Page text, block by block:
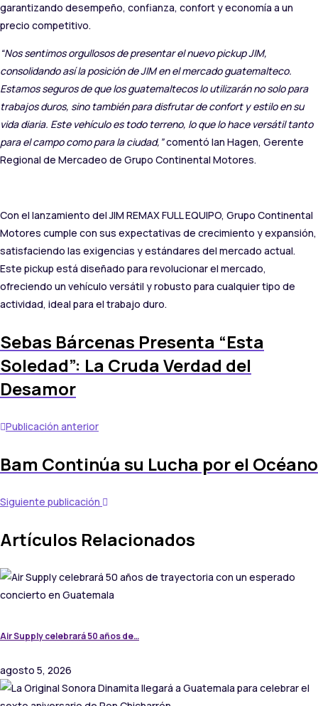
garantizando desempeño, confianza, confort y economía a un
precio competitivo.
“Nos sentimos orgullosos de presentar el nuevo pickup JIM,
consolidando así la posición de JIM en el mercado guatemalteco.
Estamos seguros de que los guatemaltecos lo utilizarán no solo para
trabajos duros, sino también para disfrutar de confort y estilo en su
vida diaria. Este vehículo es todo terreno, lo que lo hace versátil tanto
para el campo como para la ciudad,”comentó Ian Hagen, Gerente
Regional de Mercadeo de Grupo Continental Motores.
Con el lanzamiento del JIM REMAX FULL EQUIPO, Grupo Continental
Motores cumple con sus expectativas de crecimiento y expansión,
satisfaciendo las exigencias y estándares del mercado actual.
Este pickup está diseñado para revolucionar el mercado,
ofreciendo un vehículo versátil y robusto para cualquier tipo de
actividad, ideal para el trabajo duro.
Sebas Bárcenas Presenta “Esta
Soledad”: La Cruda Verdad del
Desamor
Publicación anterior
Bam Continúa su Lucha por el Océano
Siguiente publicación
Artículos Relacionados
Air Supply celebrará 50 años de…
agosto 5, 2026